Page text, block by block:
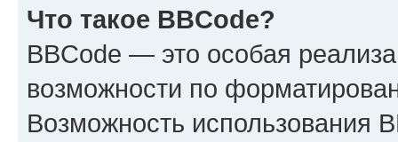
Что такое BBCode?
BBCode — это особая
возможности по
Возможность использования